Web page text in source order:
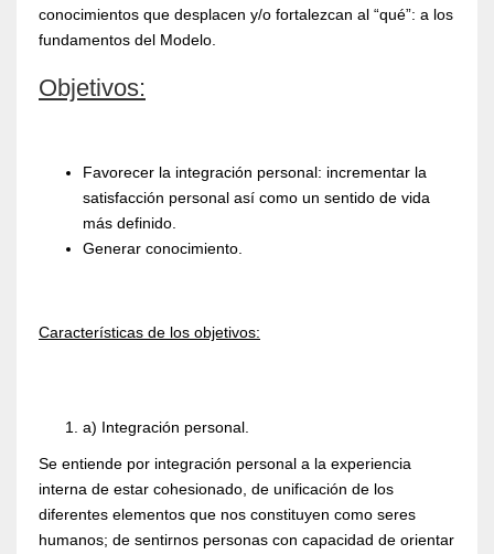
conocimientos que desplacen y/o fortalezcan al “qué”: a los
fundamentos del Modelo.
Objetivos:
Favorecer la integración personal: incrementar la
satisfacción personal así como un sentido de vida
más definido.
Generar conocimiento.
Características de los objetivos:
a) Integración personal.
Se entiende por integración personal a la experiencia
interna de estar cohesionado, de unificación de los
diferentes elementos que nos constituyen como seres
humanos; de sentirnos personas con capacidad de orientar